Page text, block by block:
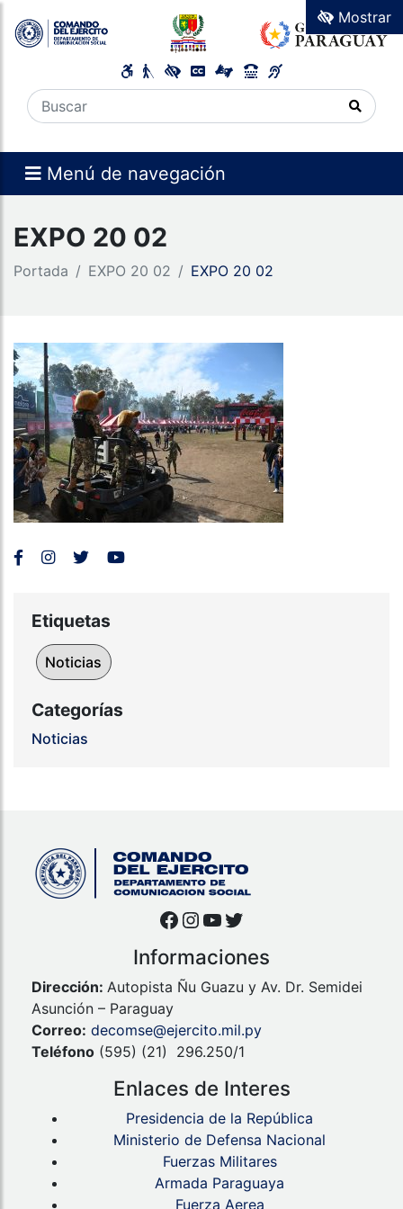
Menú de navegación
Mostrar
EXPO 20 02
Portada EXPO 20 02 EXPO 20 02
Etiquetas
Noticias
Categorías
Noticias
Facebook
Instagram
YouTube
Twitter
Informaciones
Dirección: Autopista Ñu Guazu y Av. Dr. Semidei
Asunción – Paraguay
Correo: decomse@ejercito.mil.py
Teléfono (595) (21) 296.250/1
Enlaces de Interes
Presidencia de la República
Ministerio de Defensa Nacional
Fuerzas Militares
Armada Paraguaya
Fuerza Aerea